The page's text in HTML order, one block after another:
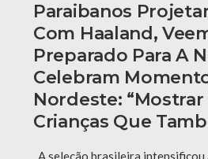
Paraibanos
Com Haaland,
Preparado Para A
Celebram
Nordeste: “Mostrar
Crianças Que